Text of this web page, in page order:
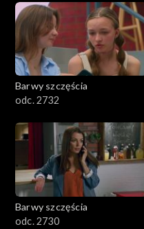
Barwy szczęścia
odc. 2732
Barwy szczęścia
odc. 2730